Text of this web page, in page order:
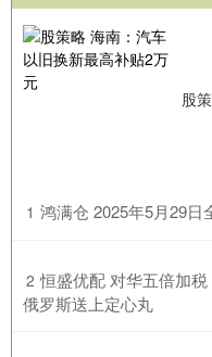
股
1 鸿满仓 2025年5月29
2 恒盛优配 对华五倍加
俄罗斯送上定心丸